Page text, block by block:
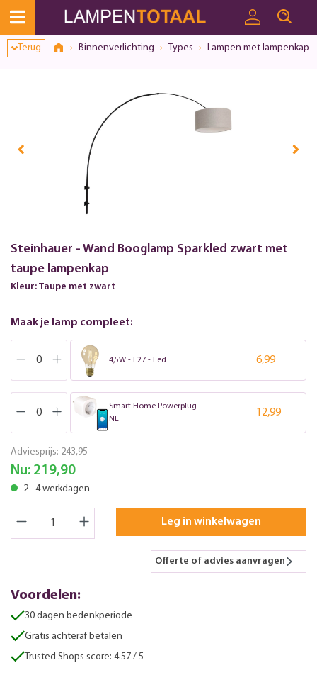
Terug Binnenverlichting Types Lampen met lampenkap
Steinhauer - Wand Booglamp Sparkled zwart met
taupe lampenkap
Kleur: Taupe met zwart
Maak je lamp compleet:
4,5W - E27 - Led 6,99
Smart Home Powerplug
NL
12,99
Adviesprijs: 243,95
Nu: 219,90
2 - 4 werkdagen
Leg in winkelwagen
Offerte of advies aanvragen
Voordelen:
30 dagen bedenkperiode
Gratis achteraf betalen
Trusted Shops score: 4.57 / 5
Toestemmingsvenster geopend